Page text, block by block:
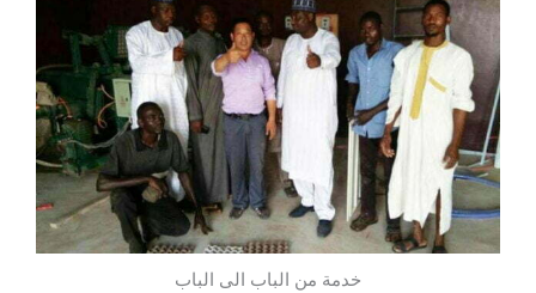
خدمة من الباب الى الباب